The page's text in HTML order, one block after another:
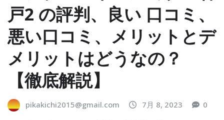
戸2 の評判、良い 口コミ、
悪い口コミ、メリットとデ
メリットはどうなの？
【徹底解説】
pikakichi2015@gmail.com 7月 8, 2023 0